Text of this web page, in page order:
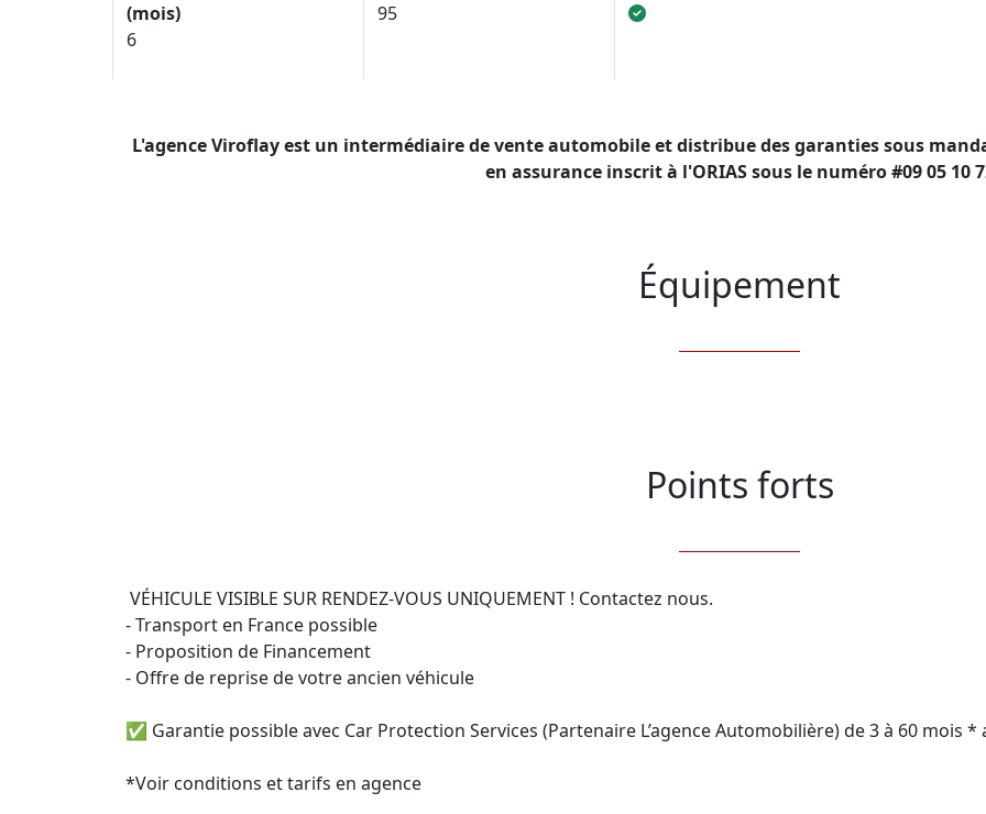
(mois)
6
95
L'agence Viroflay est un intermédiaire de vente automobile et distribue des garanties sous mandat
en assurance inscrit à l'ORIAS sous le numéro #09 05 10
Équipement
Points forts
- Transport en France possible
- Proposition de Financement
- Offre de reprise de votre ancien véhicule
✅ Garantie possible avec Car Protection Services (Partenaire L’agence Automobilière) de 3 à 60 mois
*Voir conditions et tarifs en agence